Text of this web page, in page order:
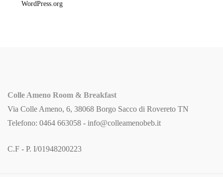
WordPress.org
Colle Ameno Room & Breakfast
Via Colle Ameno, 6, 38068 Borgo Sacco di Rovereto TN
Telefono: 0464 663058 - info@colleamenobeb.it
C.F - P. I/01948200223